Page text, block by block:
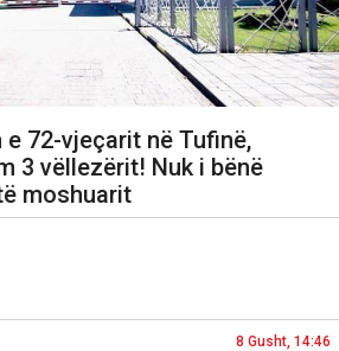
72-vjeçarit në Tufinë,
3 vëllezërit! Nuk i bënë
moshuarit
8 Gusht, 14:46